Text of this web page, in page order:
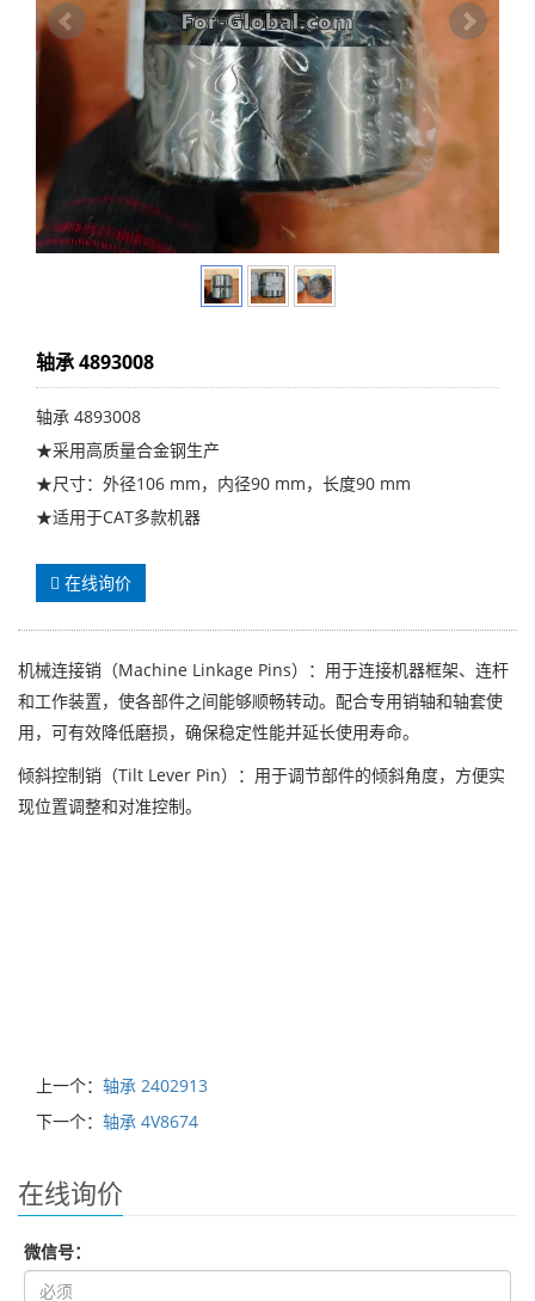
轴承 4893008
轴承 4893008
★采用高质量合金钢生产
★尺寸：外径106 mm，内径90 mm，长度90 mm
★适用于CAT多款机器
在线询价
机械连接销（Machine Linkage Pins）：用于连接机器框架、连杆
和工作装置，使各部件之间能够顺畅转动。配合专用销轴和轴套使
用，可有效降低磨损，确保稳定性能并延长使用寿命。
倾斜控制销（Tilt Lever Pin）：用于调节部件的倾斜角度，方便实
现位置调整和对准控制。
上一个： 轴承 2402913
下一个： 轴承 4V8674
在线询价
微信号：